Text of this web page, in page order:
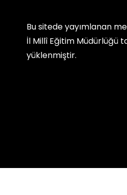
Bu sitede yayımlanan
İl Millî Eğitim Müdürlüğü
yüklenmiştir.